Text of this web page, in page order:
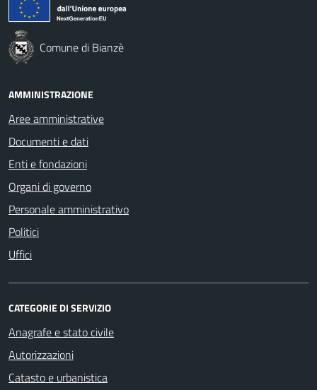
Comune di Bianzè
AMMINISTRAZIONE
Aree amministrative
Documenti e dati
Enti e fondazioni
Organi di governo
Personale amministrativo
Politici
Uffici
CATEGORIE DI SERVIZIO
Anagrafe e stato civile
Autorizzazioni
Catasto e urbanistica